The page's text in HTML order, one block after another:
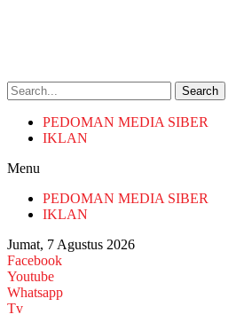
Search
PEDOMAN MEDIA SIBER
IKLAN
Menu
PEDOMAN MEDIA SIBER
IKLAN
Jumat, 7 Agustus 2026
Facebook
Youtube
Whatsapp
Tv